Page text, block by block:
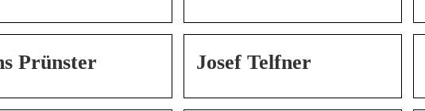
Prünster Josef Telfner